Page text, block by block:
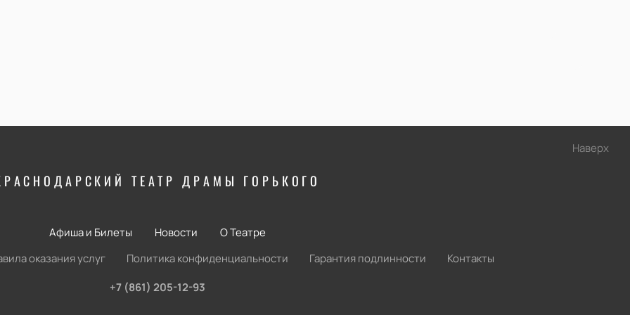
Наверх
ТЕАТР ДРАМЫ ГОРЬКОГО
Афиша и Билеты Новости
О Театре
оказания услуг Политика конфиденциальности Гарантия подлинности
Контакты
+7 (861) 205-12-93